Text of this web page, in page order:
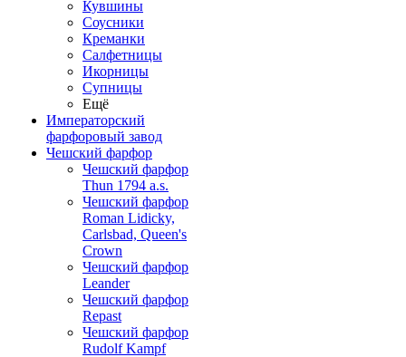
Кувшины
Соусники
Креманки
Салфетницы
Икорницы
Супницы
Ещё
Императорский
фарфоровый завод
Чешский фарфор
Чешский фарфор
Thun 1794 a.s.
Чешский фарфор
Roman Lidicky,
Carlsbad, Queen's
Crown
Чешский фарфор
Leander
Чешский фарфор
Repast
Чешский фарфор
Rudolf Kampf